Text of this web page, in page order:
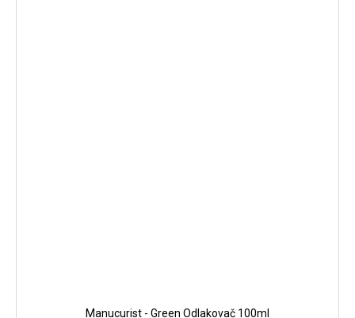
Manucurist - Green Odlakovač 100ml